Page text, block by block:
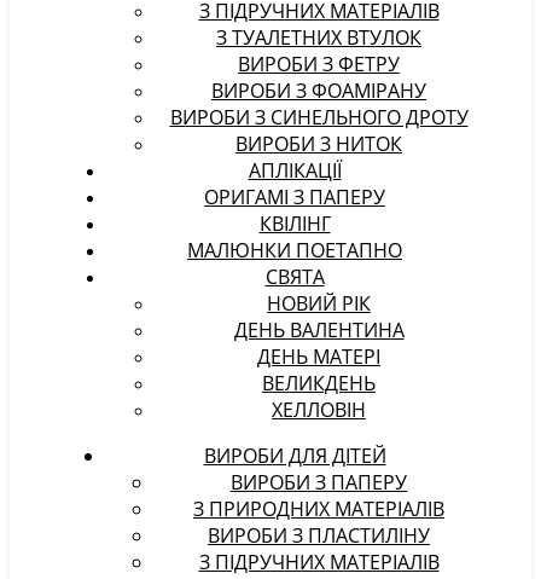
З ПІДРУЧНИХ МАТЕРІАЛІВ
З ТУАЛЕТНИХ ВТУЛОК
ВИРОБИ З ФЕТРУ
ВИРОБИ З ФОАМІРАНУ
ВИРОБИ З СИНЕЛЬНОГО ДРОТУ
ВИРОБИ З НИТОК
АПЛІКАЦІЇ
ОРИГАМІ З ПАПЕРУ
КВІЛІНГ
МАЛЮНКИ ПОЕТАПНО
СВЯТА
НОВИЙ РІК
ДЕНЬ ВАЛЕНТИНА
ДЕНЬ МАТЕРІ
ВЕЛИКДЕНЬ
ХЕЛЛОВІН
ВИРОБИ ДЛЯ ДІТЕЙ
ВИРОБИ З ПАПЕРУ
З ПРИРОДНИХ МАТЕРІАЛІВ
ВИРОБИ З ПЛАСТИЛІНУ
З ПІДРУЧНИХ МАТЕРІАЛІВ